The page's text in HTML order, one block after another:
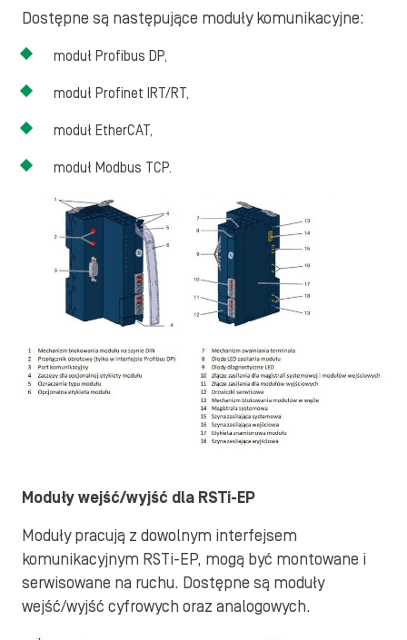
Dostępne są następujące moduły komunikacyjne:
moduł Profibus DP,
moduł Profinet IRT/RT,
moduł EtherCAT,
moduł Modbus TCP.
Moduły wejść/wyjść dla RSTi-EP
Moduły pracują z dowolnym interfejsem
komunikacyjnym RSTi-EP, mogą być montowane i
serwisowane na ruchu. Dostępne są moduły
wejść/wyjść cyfrowych oraz analogowych.